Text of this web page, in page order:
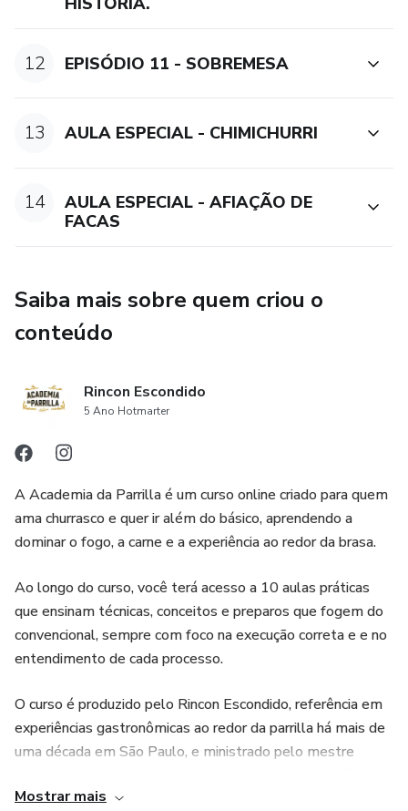
12 EPISÓDIO 11 - SOBREMESA
13 AULA ESPECIAL - CHIMICHURRI
14
AULA ESPECIAL - AFIAÇÃO DE
FACAS
Saiba mais sobre quem criou o
conteúdo
Rincon Escondido
5 Ano Hotmarter
A Academia da Parrilla é um curso online criado para quem
ama churrasco e quer ir além do básico, aprendendo a
dominar o fogo, a carne e a experiência ao redor da brasa.
Ao longo do curso, você terá acesso a 10 aulas práticas
que ensinam técnicas, conceitos e preparos que fogem do
convencional, sempre com foco na execução correta e e no
entendimento de cada processo.
O curso é produzido pelo Rincon Escondido, referência em
experiências gastronômicas ao redor da parrilla há mais de
uma década em São Paulo, e ministrado pelo mestre
estudos para ensinar, de forma prática, como transformar o
Mostrar mais